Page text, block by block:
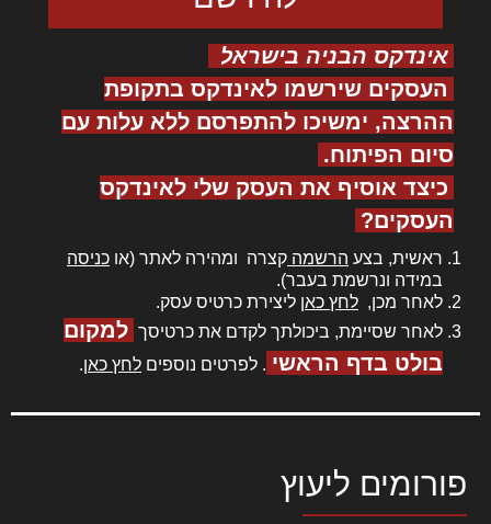
אינדקס הבניה בישראל
העסקים שירשמו לאינדקס בתקופת
ההרצה, ימשיכו להתפרסם ללא עלות עם
סיום הפיתוח.
כיצד אוסיף את העסק שלי לאינדקס
העסקים?
ראשית, בצע הרשמה קצרה ומהירה לאתר (או כניסה
במידה ונרשמת בעבר).
לאחר מכן, לחץ כאן ליצירת כרטיס עסק.
לאחר שסיימת, ביכולתך לקדם את כרטיסך למקום
בולט בדף הראשי . לפרטים נוספים לחץ כאן.
פורומים ליעוץ